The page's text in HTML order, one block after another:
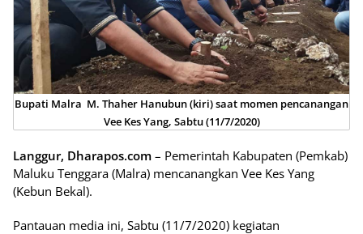
Bupati Malra M. Thaher Hanubun (kiri) saat momen pencanangan
Vee Kes Yang, Sabtu (11/7/2020)
Langgur, Dharapos.com – Pemerintah Kabupaten (Pemkab)
Maluku Tenggara (Malra) mencanangkan Vee Kes Yang
(Kebun Bekal).
Pantauan media ini, Sabtu (11/7/2020) kegiatan